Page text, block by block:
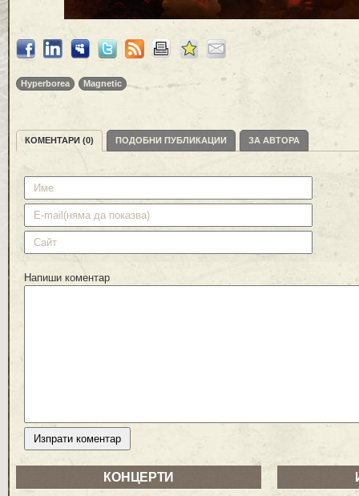
Hyperborea Magnetic
КОМЕНТАРИ (0) ПОДОБНИ ПУБЛИКАЦИИ ЗА АВТОРА
Напиши коментар
КОНЦЕРТИ